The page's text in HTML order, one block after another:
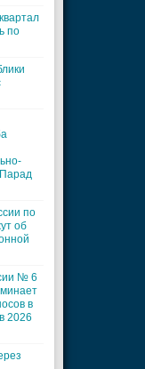
по
по
об
№ 6
в
2026